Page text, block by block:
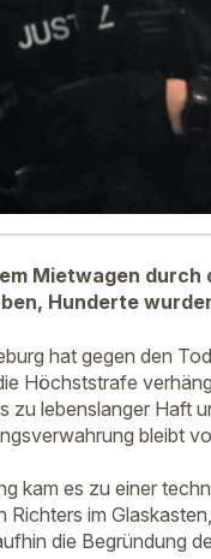
Mietwagen
Hunderte
hat gegen den
Höchststrafe
zu lebenslanger Haft
bleibt
kam es zu einer
Richters im
die Begründung